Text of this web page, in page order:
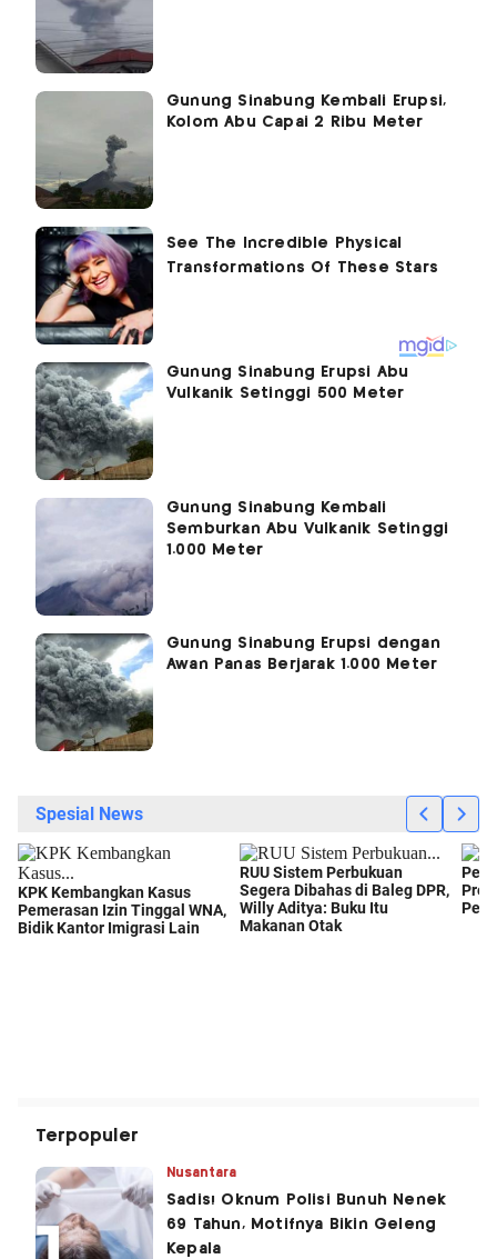
Gunung Sinabung Kembali Erupsi,
Kolom Abu Capai 2 Ribu Meter
Gunung Sinabung Erupsi Abu
Vulkanik Setinggi 500 Meter
Gunung Sinabung Kembali
Semburkan Abu Vulkanik Setinggi
1.000 Meter
Gunung Sinabung Erupsi dengan
Awan Panas Berjarak 1.000 Meter
Terpopuler
Nusantara
Sadis! Oknum Polisi Bunuh Nenek
69 Tahun, Motifnya Bikin Geleng
Kepala